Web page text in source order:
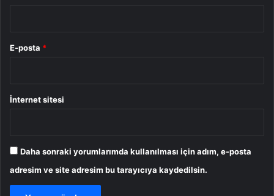
E-posta *
İnternet sitesi
Daha sonraki yorumlarımda kullanılması için adım, e-posta
adresim ve site adresim bu tarayıcıya kaydedilsin.